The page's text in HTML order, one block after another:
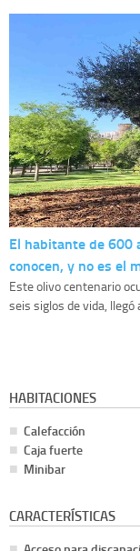
El habitante de 600
conocen, y no es el
Este olivo centenario
seis siglos de vida,
HABITACIONES
Calefacción
Caja fuerte
Minibar
CARACTERÍSTICAS